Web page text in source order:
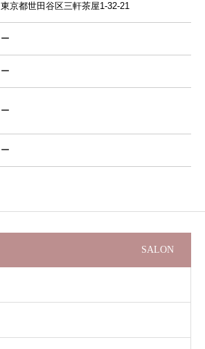
東京都世田谷区三軒茶屋1-32-21
ー
ー
ー
ー
SALON